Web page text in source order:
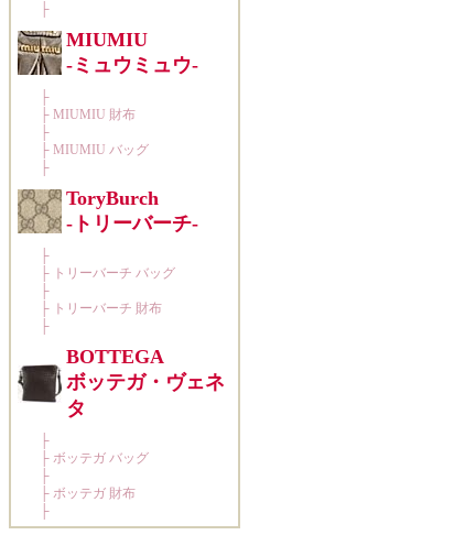
├
MIUMIU
-ミュウミュウ-
├
├ MIUMIU 財布
├
├ MIUMIU バッグ
├
ToryBurch
-トリーバーチ-
├
├ トリーバーチ バッグ
├
├ トリーバーチ 財布
├
BOTTEGA
ボッテガ・ヴェネ
タ
├
├ ボッテガ バッグ
├
├ ボッテガ 財布
├